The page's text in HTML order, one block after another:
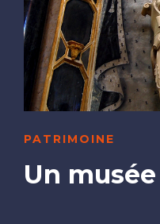
PATRIMOINE
Un